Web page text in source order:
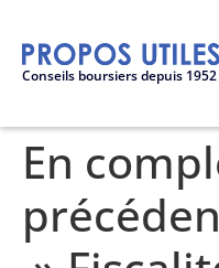
Conseils boursiers depuis 1952
En